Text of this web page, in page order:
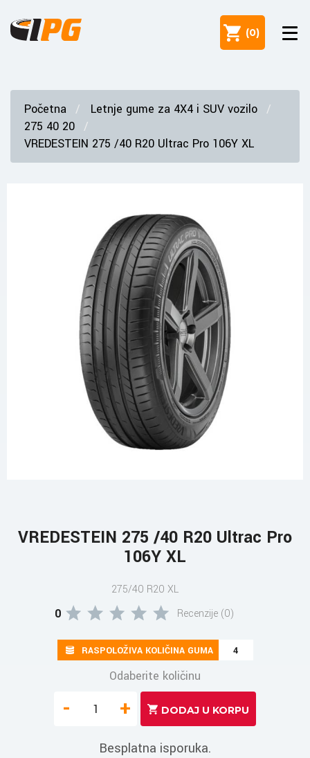
(0)
Početna
Letnje gume za 4X4 i SUV vozilo
275 40 20
VREDESTEIN 275 /40 R20 Ultrac Pro 106Y XL
VREDESTEIN 275 /40 R20 Ultrac Pro
106Y XL
275/40 R20 XL
0 Recenzije (0)
RASPOLOŽIVA KOLIČINA GUMA 4
Odaberite količinu
- +
Besplatna isporuka.